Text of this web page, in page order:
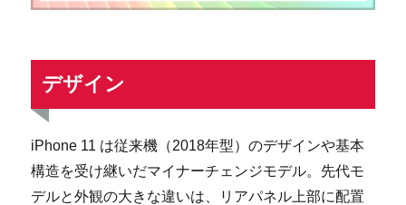
デザイン
iPhone 11 は従来機（2018年型）のデザインや基本
構造を受け継いだマイナーチェンジモデル。先代モ
デルと外観の大きな違いは、リアパネル上部に配置